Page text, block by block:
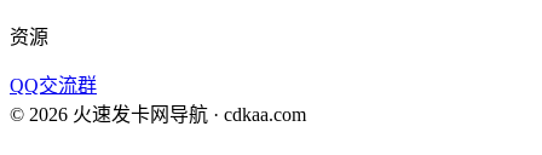
资源
QQ交流群
© 2026 火速发卡网导航 · cdkaa.com